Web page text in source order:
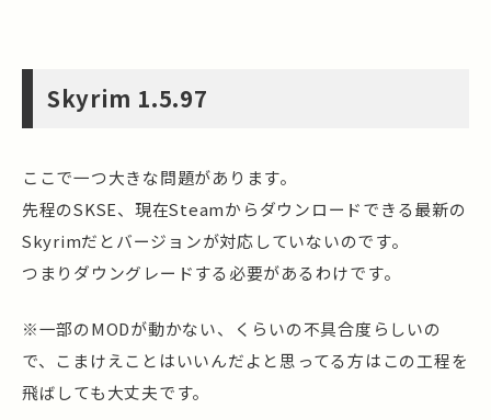
Skyrim 1.5.97
ここで一つ大きな問題があります。
先程のSKSE、現在Steamからダウンロードできる最新の
Skyrimだとバージョンが対応していないのです。
つまりダウングレードする必要があるわけです。
※一部のMODが動かない、くらいの不具合度らしいの
で、こまけえことはいいんだよと思ってる方はこの工程を
飛ばしても大丈夫です。